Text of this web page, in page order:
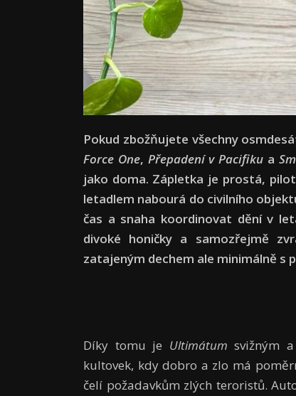
Pokud zbožňujete všechny
Force One, Přepadení v Pacifiku a
jako doma. Zápletka je prostá,
letadlem nabourá do civilního
čas a snaha koordinovat dění v
divoké honičky a samozřejmě
zatajeným dechem ale minimálně s
Díky tomu je Ultimátum svižným
kultovek, kdy dobro a zlo má
čelí požadavkům zlých teroristů.